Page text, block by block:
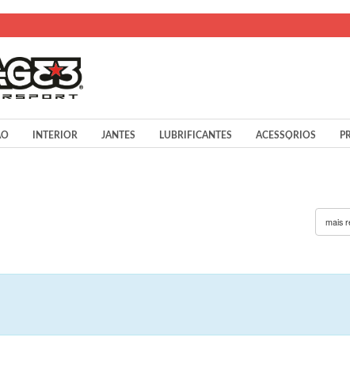
INTERIOR JANTES LUBRIFICANTES ACESSÓRIOS
mais